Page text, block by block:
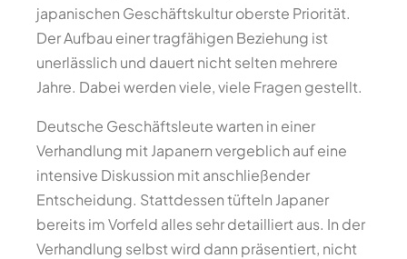
japanischen Geschäftskultur oberste Priorität.
Der Aufbau einer tragfähigen Beziehung ist
unerlässlich und dauert nicht selten mehrere
Jahre. Dabei werden viele, viele Fragen gestellt.
Deutsche Geschäftsleute warten in einer
Verhandlung mit Japanern vergeblich auf eine
intensive Diskussion mit anschließender
Entscheidung. Stattdessen tüfteln Japaner
bereits im Vorfeld alles sehr detailliert aus. In der
Verhandlung selbst wird dann präsentiert, nicht